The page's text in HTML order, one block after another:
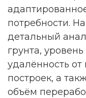
потребности.
детальный
грунта,
удалённость
построек, а
объём